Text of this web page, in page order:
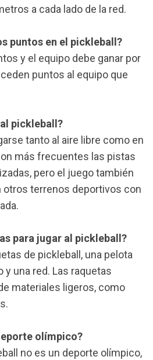
a cada lado de la red.
puntos en el pickleball?
y el equipo debe ganar por
puntos al equipo que
pickleball?
tanto al aire libre como en
más frecuentes las pistas
pero el juego también
otros terrenos deportivos con
para jugar al pickleball?
de pickleball, una pelota
una red. Las raquetas
materiales ligeros, como
olímpico?
no es un deporte olímpico,